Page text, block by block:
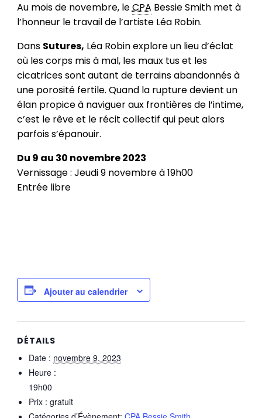
Au mois de novembre, leCPA Bessie Smith met à
l’honneur le travail de l’artiste Léa Robin.
Dans Sutures, Léa Robin explore un lieu d’éclat
où les corps mis à mal, les maux tus et les
cicatrices sont autant de terrains abandonnés à
une porosité fertile. Quand la rupture devient un
élan propice à naviguer aux frontières de l’intime,
c’est le rêve et le récit collectif qui peut alors
parfois s’épanouir.
Du 9 au 30 novembre 2023
Vernissage : Jeudi 9 novembre à 19h00
Entrée libre
Ajouter au calendrier
DÉTAILS
Date : novembre 9, 2023
Heure :
19h00
Prix : gratuit